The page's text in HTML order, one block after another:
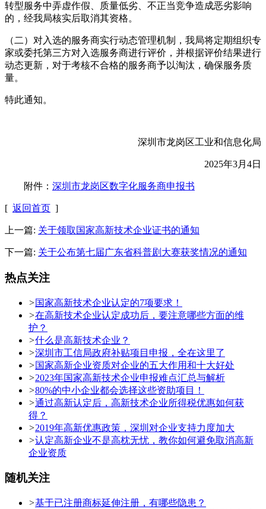
转型服务中弄虚作假、质量低劣、不正当竞争造成恶劣影响
的，经我局核实后取消其资格。
（二）对入选的服务商实行动态管理机制，我局将定期组织专
家或委托第三方对入选服务商进行评价，并根据评价结果进行
动态更新，对于考核不合格的服务商予以淘汰，确保服务质
量。
特此通知。
深圳市龙岗区工业和信息化局
2025年3月4日
附件： 深圳市龙岗区数字化服务商申报书
[ 返回首页 ]
上一篇: 关于领取国家高新技术企业证书的通知
下一篇: 关于公布第七届广东省科普剧大赛获奖情况的通知
热点关注
>国家高新技术企业认定的7项要求！
>在高新技术企业认定成功后，要注意哪些方面的维
护？
>什么是高新技术企业？
>深圳市工信局政府补贴项目申报，全在这里了
>国家高新企业资质对企业的五大作用和十大好处
>2023年国家高新技术企业申报难点汇总与解析
>80%的中小企业都会选择这些资助项目！
>通过高新认定后，高新技术企业所得税优惠如何获
得？
>2019年高新优惠政策，深圳对企业支持力度加大
>认定高新企业不是高枕无忧，教你如何避免取消高新
企业资质
随机关注
>基于已注册商标延伸注册，有哪些隐患？